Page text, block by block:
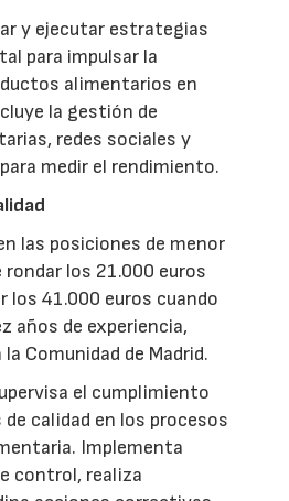
y ejecutar estrategias
para impulsar la
alimentarios en
la gestión de
redes sociales y
medir el rendimiento.
las posiciones de menor
rondar los 21.000 euros
los 41.000 euros cuando
años de experiencia,
Comunidad de Madrid.
el cumplimiento
calidad en los procesos
Implementa
control, realiza